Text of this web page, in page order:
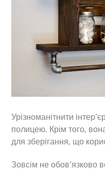
Урізноманітнити
полицею. Крім того,
для зберігання, що
Зовсім не обов’язково